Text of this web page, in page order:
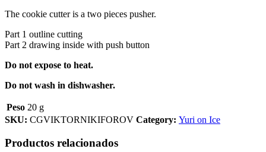
The cookie cutter is a two pieces pusher.
Part 1 outline cutting
Part 2 drawing inside with push button
Do not expose to heat.
Do not wash in dishwasher.
Peso 20 g
SKU: CGVIKTORNIKIFOROV Category: Yuri on Ice
Productos relacionados